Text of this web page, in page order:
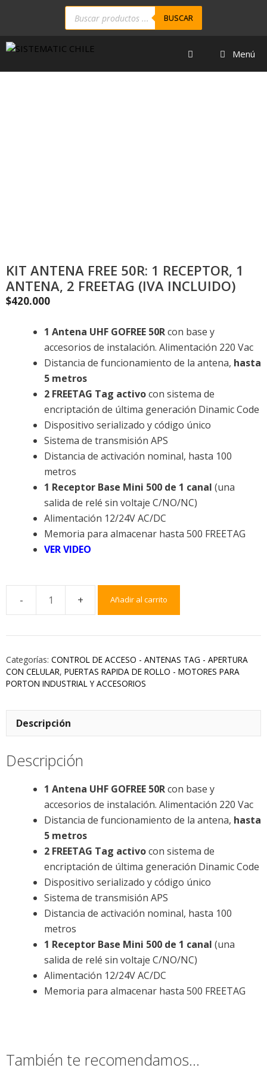
BUSCAR
Menú
KIT ANTENA FREE 50R: 1 RECEPTOR, 1
ANTENA, 2 FREETAG (IVA INCLUIDO)
$420.000
1 Antena UHF GOFREE 50Rcon base y
accesorios de instalación. Alimentación 220 Vac
Distancia de funcionamiento de la antena, hasta
5 metros
2 FREETAG Tag activocon sistema de
encriptación de última generación Dinamic Code
Dispositivo serializado y código único
Sistema de transmisión APS
Distancia de activación nominal, hasta 100
metros
1 Receptor Base Mini 500 de 1 canal (una
salida de relé sin voltaje C/NO/NC)
Alimentación 12/24V AC/DC
Memoria para almacenar hasta 500 FREETAG
VER VIDEO
Añadir al carrito
Categorías: CONTROL DE ACCESO - ANTENAS TAG - APERTURA
CON CELULAR, PUERTAS RAPIDA DE ROLLO - MOTORES PARA
PORTON INDUSTRIAL Y ACCESORIOS
Descripción
Descripción
1 Antena UHF GOFREE 50Rcon base y
accesorios de instalación. Alimentación 220 Vac
Distancia de funcionamiento de la antena, hasta
5 metros
2 FREETAG Tag activocon sistema de
encriptación de última generación Dinamic Code
Dispositivo serializado y código único
Sistema de transmisión APS
Distancia de activación nominal, hasta 100
metros
1 Receptor Base Mini 500 de 1 canal (una
salida de relé sin voltaje C/NO/NC)
Alimentación 12/24V AC/DC
Memoria para almacenar hasta 500 FREETAG
También te recomendamos…